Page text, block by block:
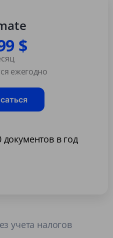
$
ежегодно
в год
учета налогов